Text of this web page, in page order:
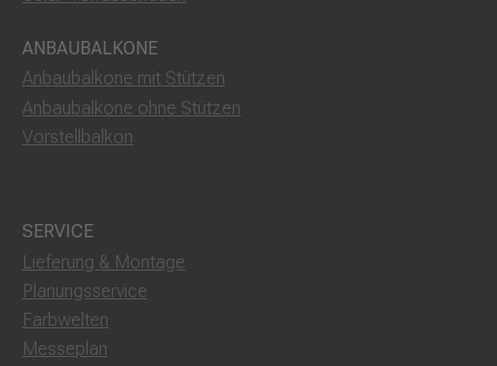
ANBAUBALKONE
Anbaubalkone mit Stützen
Anbaubalkone ohne Stützen
Vorstellbalkon
SERVICE
Lieferung & Montage
Planungsservice
Farbwelten
Messeplan